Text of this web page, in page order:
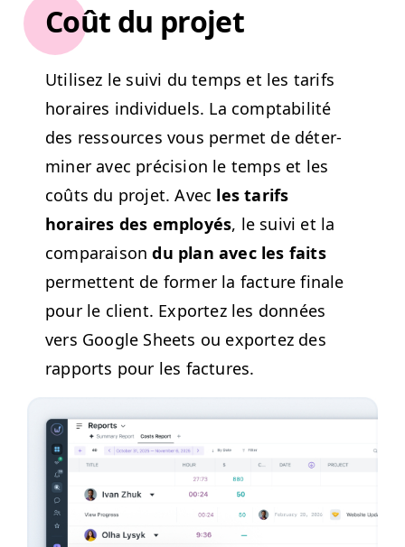
Coût du projet
Utilisez le suivi du temps et les tar­ifs
horaires indi­vidu­els. La compt­abil­ité
des ressources vous per­met de déter­
min­er avec pré­ci­sion le temps et les
coûts du pro­jet. Avec les tar­ifs
horaires des employés, le suivi et la
com­para­i­sondu plan avec les faits
per­me­t­tent de for­mer la fac­ture finale
pour le client. Exportez les don­nées
vers Google Sheets ou exportez des
rap­ports pour les factures.